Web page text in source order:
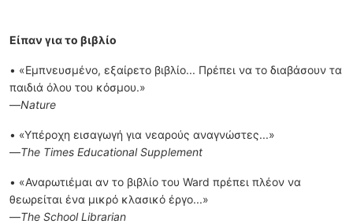
Είπαν για το βιβλίο
• «Εμπνευσμένο, εξαίρετο βιβλίο... Πρέπει να το διαβάσουν τα
παιδιά όλου του κόσμου.»
—Nature
• «Υπέροχη εισαγωγή για νεαρούς αναγνώστες...»
—The Times Educational Supplement
• «Αναρωτιέμαι αν το βιβλίο του Ward πρέπει πλέον να
θεωρείται ένα μικρό κλασικό έργο...»
—The School Librarian